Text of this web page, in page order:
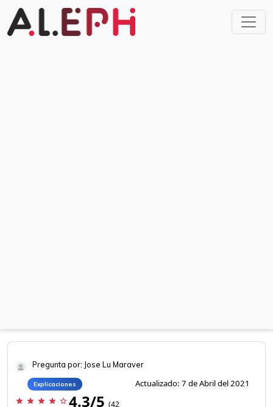
Pregunta por: Jose Lu Maraver
Explicaciones Actualizado: 7 de Abril del 2021
star star star star star_border 4.3/5 (42